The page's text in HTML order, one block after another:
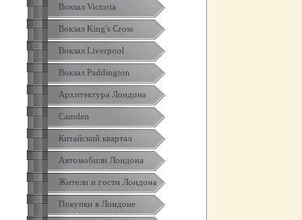
Вокзал Victoria
Вокзал King's Cross
Вокзал Liverpool
Вокзал Paddington
Архитектура Лондона
Camden
Китайский квартал
Автомобили Лондона
Жители и гости Лондона
Покупки в Лондоне